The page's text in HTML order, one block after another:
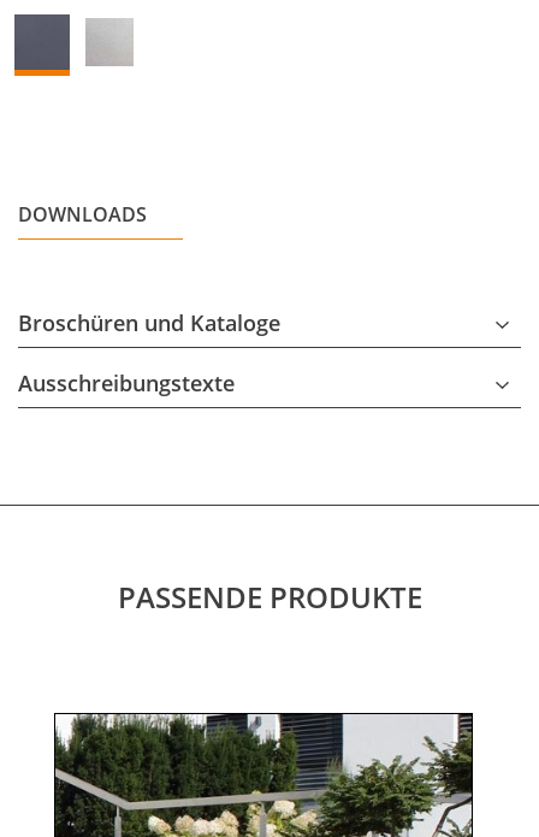
DOWNLOADS
Broschüren und Kataloge
Ausschreibungstexte
PASSENDE PRODUKTE